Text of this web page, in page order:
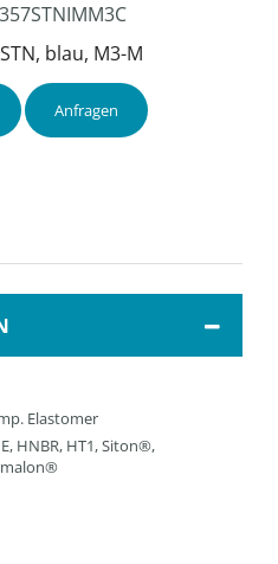
blau, M3-M
Anfragen
Elastomer
HNBR, HT1, Siton®,